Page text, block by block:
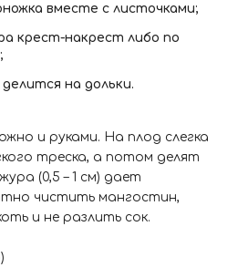
вместе с листочками;
крест-накрест либо по
на дольки.
и руками. На плод слегка
треска, а потом делят
(0,5 – 1 см) дает
чистить мангостин,
и не разлить сок.